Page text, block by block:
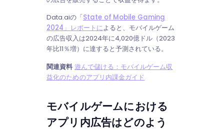
Data.aiの「State of Mobile Gaming
2024」レポートによると、モバイルゲーム
の広告収入は2024年に4,020億ドル（2023
年比11％増）に達すると予測されている。
関連資料 遊んで儲ける：モバイルゲーム収
益化のためのアプリ内課金ガイド
モバイルゲームにおける
アプリ内広告はどのよう